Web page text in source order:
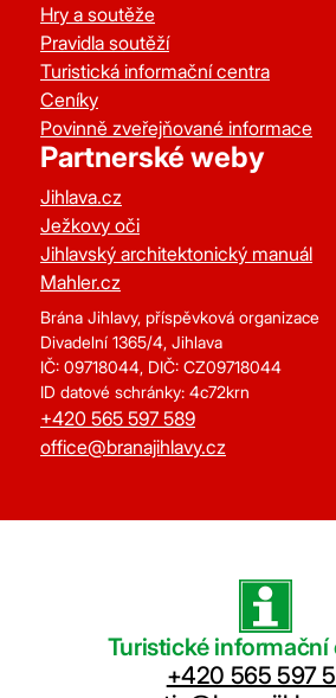
Hry a soutěže
Pravidla soutěží
Turistická informační centra
Ceníky
Povinně zveřejňované informace
Partnerské weby
Jihlava.cz
Ježkovy oči
Jihlavský architektonický manuál
Mahler.cz
Brána Jihlavy, příspěvková organizace
Divadelní 1365/4, Jihlava
IČ: 09718044, DIČ: CZ09718044
ID datové schránky: 4c72krn
+420 565 597 589
office@branajihlavy.cz
Turistické informační
+420 565 597